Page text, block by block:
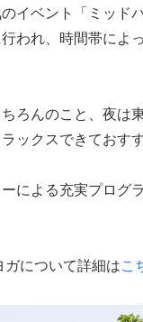
イベント「ミッド
われ、時間帯によ
ろんのこと、夜は
ックスできておすす
による充実プログ
ガについて詳細はこ